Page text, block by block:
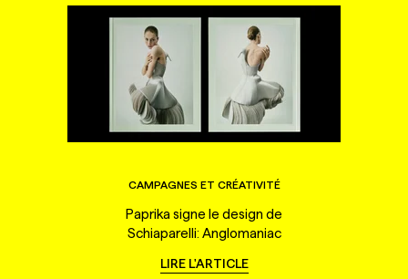
CAMPAGNES ET CRÉATIVITÉ
Paprika signe le design de
Schiaparelli: Anglomaniac
LIRE L'ARTICLE